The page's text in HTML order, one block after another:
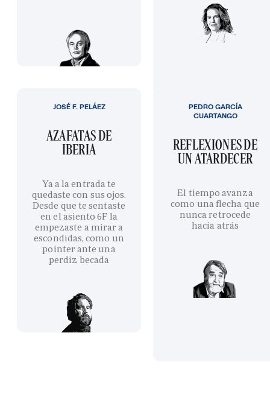
AZAFATAS DE
IBERIA
Ya a la entrada te
quedaste con sus ojos.
Desde que te sentaste
en el asiento 6F la
empezaste a mirar a
escondidas, como un
pointer ante una
perdiz becada
JOSÉ F. PELÁEZ
REFLEXIONES DE
UN ATARDECER
El tiempo avanza
como una flecha que
nunca retrocede
hacia atrás
PEDRO GARCÍA
CUARTANGO